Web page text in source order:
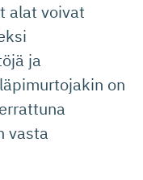
alat voivat
ja
on
vasta